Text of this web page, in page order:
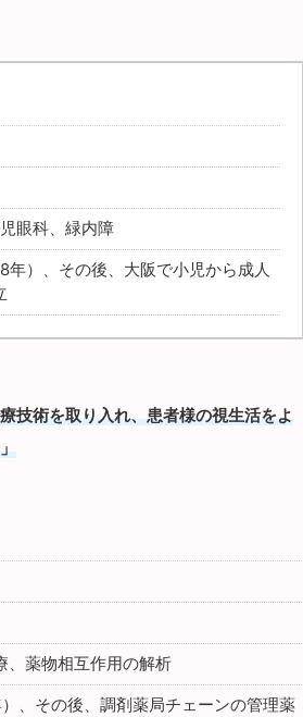
眼科、緑内障
）、その後、大阪で小児から成人
技術を取り入れ、患者様の視生活をよ
、薬物相互作用の解析
、その後、調剤薬局チェーンの管理薬